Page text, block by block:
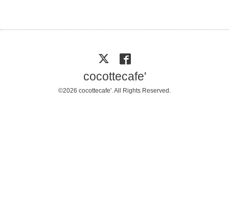
cocottecafe'
©2026 cocottecafe'. All Rights Reserved.